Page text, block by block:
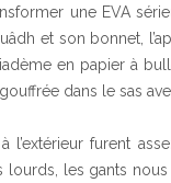
une EVA
et son bonnet,
en papier à
dans le sas
l’extérieur furent
lourds, les gants